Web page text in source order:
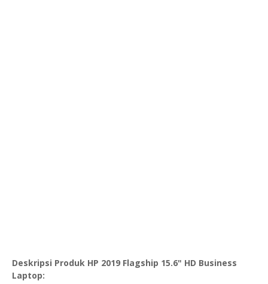
Deskripsi Produk HP 2019 Flagship 15.6" HD Business
Laptop: